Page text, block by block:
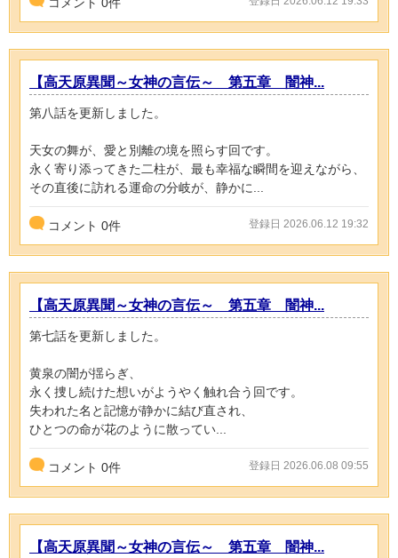
コメント 0件
【高天原異聞～女神の言伝～ 第五章 闇神...
第八話を更新しました。
天女の舞が、愛と別離の境を照らす回です。
永く寄り添ってきた二柱が、最も幸福な瞬間を迎えながら、
その直後に訪れる運命の分岐が、静かに...
コメント 0件 登録日 2026.06.12 19:32
【高天原異聞～女神の言伝～ 第五章 闇神...
第七話を更新しました。
黄泉の闇が揺らぎ、
永く捜し続けた想いがようやく触れ合う回です。
失われた名と記憶が静かに結び直され、
ひとつの命が花のように散ってい...
コメント 0件 登録日 2026.06.08 09:55
【高天原異聞～女神の言伝～ 第五章 闇神...